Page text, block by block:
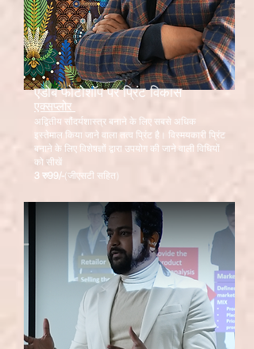
एक्सप्लोर
एडोब फोटोशॉप पर प्रिंट विकास
अद्वितीय सौंदर्यशास्त्र बनाने के लिए सबसे अधिक
इस्तेमाल किया जाने वाला तत्व प्रिंट है। विस्मयकारी प्रिंट
बनाने के लिए विशेषज्ञों द्वारा उपयोग की जाने वाली विधियों
को सीखें
3 रु99/-(जीएसटी सहित)